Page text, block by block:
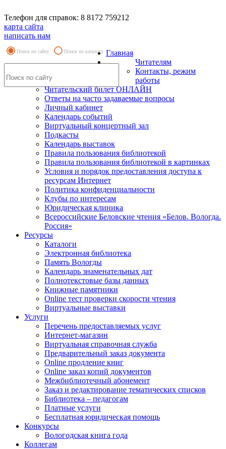
Телефон для справок: 8 8172 759212
карта сайта
написать нам
Поиск по сайту Поиск по каталогу Главная
Читателям
Контакты, режим
работы
Читательский билет ОНЛАЙН
Ответы на часто задаваемые вопросы
Личный кабинет
Календарь событий
Виртуальный концертный зал
Подкасты
Календарь выставок
Правила пользования библиотекой
Правила пользования библиотекой в картинках
Условия и порядок предоставления доступа к
ресурсам Интернет
Политика конфиденциальности
Клубы по интересам
Юридическая клиника
Всероссийские Беловские чтения «Белов. Вологда.
Россия»
Ресурсы
Каталоги
Электронная библиотека
Память Вологды
Календарь знаменательных дат
Полнотекстовые базы данных
Книжные памятники
Online тест проверки скорости чтения
Виртуальные выставки
Услуги
Перечень предоставляемых услуг
Интернет-магазин
Виртуальная справочная служба
Предварительный заказ документа
Online продление книг
Online заказ копий документов
Межбиблиотечный абонемент
Заказ и редактирование тематических списков
Библиотека – педагогам
Платные услуги
Бесплатная юридическая помощь
Конкурсы
Вологодская книга года
Коллегам